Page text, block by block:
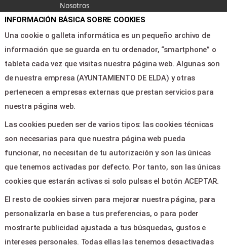
Nosotros
Noticias
Área clientes
Contacto
LEGAL & PAGOS
Ayuda
Aviso legal
Política de privacidad
Contactar
CONTACTO
ELDA 03600
teatrocastelar@elda.es
INFORMACIÓN BÁSICA SOBRE COOKIES
Una cookie o galleta informática es un pequeño archivo de
información que se guarda en tu ordenador, “smartphone” o
tableta cada vez que visitas nuestra página web. Algunas son
de nuestra empresa (AYUNTAMIENTO DE ELDA) y otras
pertenecen a empresas externas que prestan servicios para
nuestra página web.
Las cookies pueden ser de varios tipos: las cookies técnicas
son necesarias para que nuestra página web pueda
funcionar, no necesitan de tu autorización y son las únicas
que tenemos activadas por defecto. Por tanto, son las únicas
cookies que estarán activas si solo pulsas el botón ACEPTAR.
El resto de cookies sirven para mejorar nuestra página, para
personalizarla en base a tus preferencias, o para poder
mostrarte publicidad ajustada a tus búsquedas, gustos e
intereses personales. Todas ellas las tenemos desactivadas